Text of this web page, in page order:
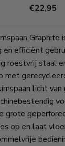
€22,95
en efficiënt
roestvrij staal
met
licht
grote
op en laat